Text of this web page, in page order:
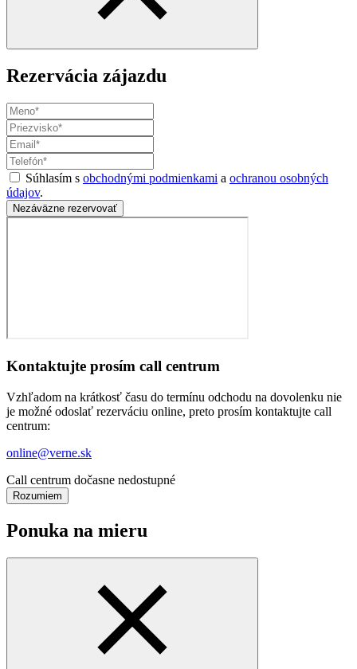
Rezervácia zájazdu
Súhlasím s obchodnými podmienkami a ochranou osobných
údajov.
Nezáväzne rezervovať
Kontaktujte prosím call centrum
Vzhľadom na krátkosť času do termínu odchodu na dovolenku nie
je možné odoslať rezerváciu online, preto prosím kontaktujte call
centrum:
online@verne.sk
Call centrum dočasne nedostupné
Rozumiem
Ponuka na mieru